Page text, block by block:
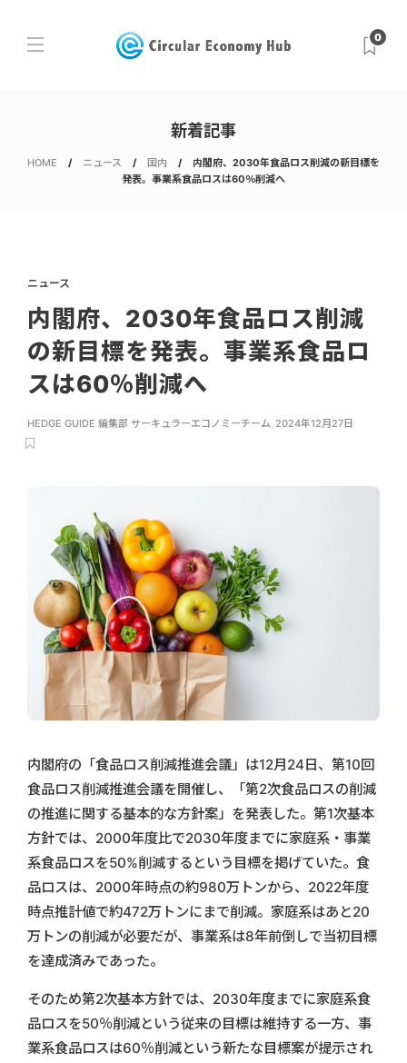
0
新着記事
HOME ニュース 国内
内閣府、2030年食品ロス削減の新目標を
発表。事業系食品ロスは60％削減へ
ニュース
内閣府、2030年食品ロス削減
の新目標を発表。事業系食品ロ
スは60％削減へ
HEDGE GUIDE 編集部 サーキュラーエコノミーチーム, 2024年12月27日
内閣府の「食品ロス削減推進会議」は12月24日、第10回
食品ロス削減推進会議を開催し、「第2次食品ロスの削減
の推進に関する基本的な方針案」を発表した。第1次基本
方針では、2000年度比で2030年度までに家庭系・事業
系食品ロスを50%削減するという目標を掲げていた。食
品ロスは、2000年時点の約980万トンから、2022年度
時点推計値で約472万トンにまで削減。家庭系はあと20
万トンの削減が必要だが、事業系は8年前倒しで当初目標
を達成済みであった。
そのため第2次基本方針では、2030年度までに家庭系食
品ロスを50％削減という従来の目標は維持する一方、事
業系食品ロスは60％削減という新たな目標案が提示され